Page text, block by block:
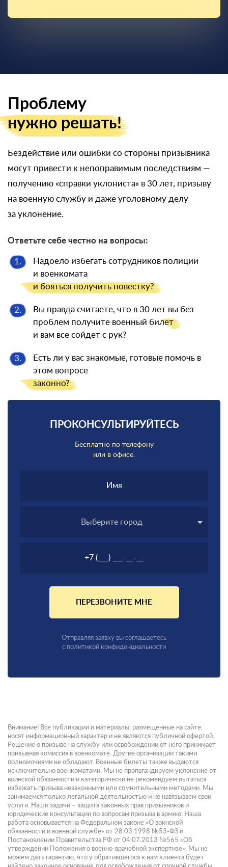
Проблему
нужно решать!
Бездействие или ошибки со стороны призывника
могут привести к непоправимым последствиям —
получению «справки уклониста» в 30 лет, призыву
на военную службу и даже уголовному делу
за уклонение.
Ответьте себе честно на вопросы:
1.
Надоело избегать сотрудников полиции
и военкомата
и бояться получить повестку?
2.
Вы правда считаете, что в 30 лет вы без
проблем получите военный билет
и вам все сойдет с рук?
3.
Есть ли у вас знакомые, готовые помочь в
этом вопросе
законно?
ПРОКОНСУЛЬТИРУЙТЕСЬ
Бесплатно по телефону
или в офисе.
Выберите город
ПЕРЕЗВОНИТЕ МНЕ
Отправляя заявку вы соглашаетесь
с политикой конфиденциальности
Внимание! Все публикации и материалы, размещенные на сайте,
носят информационный характер и не являются публичной офертой.
Решение о призыве на службу или освобождении от него принимает
призывная комиссия в военкомате. Другие организации такими
полномочиями не обладают. Военные билеты также выдаются
исключительно военкоматами. Мы не пропагандируем уклонение от
воинской обязанности и категорически не рекомендуем пытаться
избежать призыва незаконными или сомнительными методами. Мы
занимаемся только легальной деятельностью и не навязываем свои
услуги. Наши задачи – защита законных прав призывников и
юридические консультации по вопросам призыва в армию. Наша
работа основывается на Федеральном законе «О воинской
обязанности и военной службе» от 28.03.1998 №53-ФЗ и
Постановлении Правительства РФ от 04.07.2013 №565 «Об
утверждении Положения о военно-врачебной экспертизе». Мы не
можем дать гарантию, что у обратившегося к нам клиента будет